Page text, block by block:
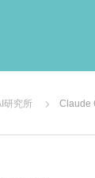
研究所 Claude